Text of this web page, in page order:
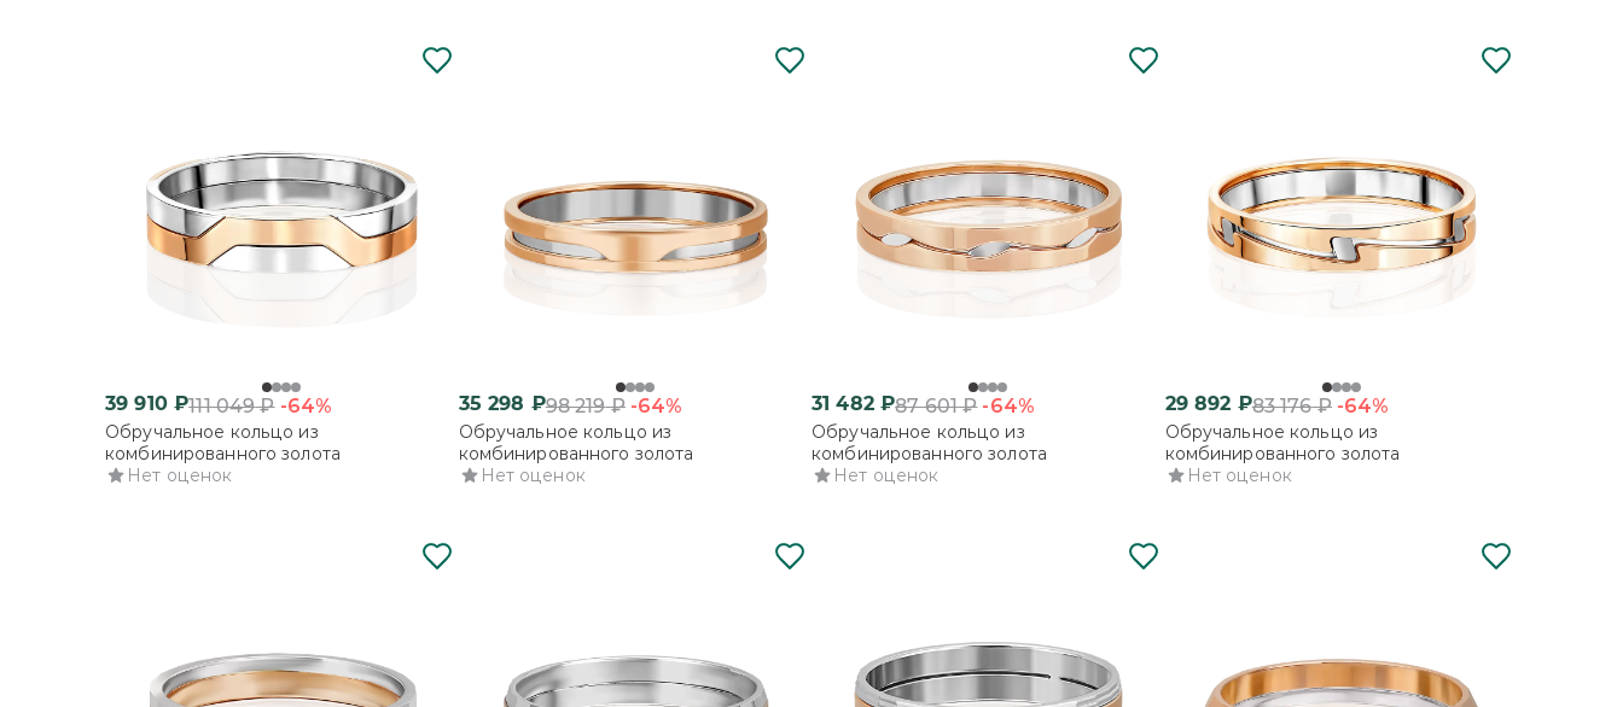
39 910₽111 049₽ -64%
Обручальное кольцо из
комбинированного золота
Нет оценок
35 298 ₽98 219₽ -64%
Обручальное кольцо из
комбинированного золота
Нет оценок
31 482₽87 601₽ -64%
Обручальное кольцо из
комбинированного золота
Нет оценок
29 892 ₽83 176₽ -64%
Обручальное кольцо из
комбинированного золота
Нет оценок